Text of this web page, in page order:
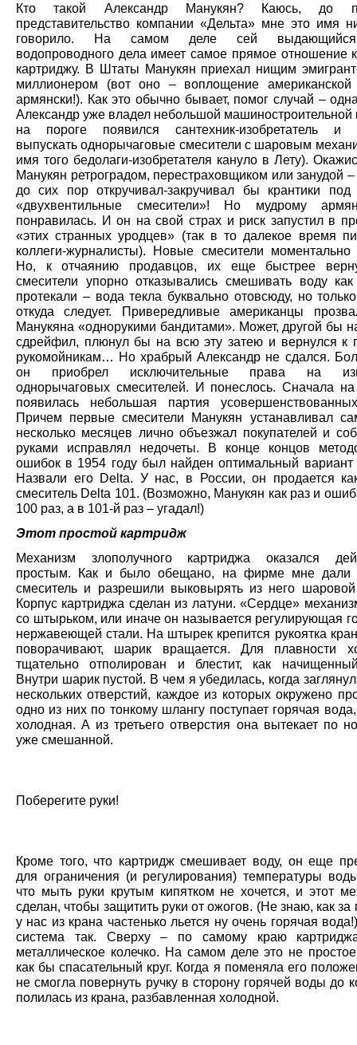
Кто такой Александр Манукян? Каюсь, до
представительство компании «Дельта» мне это имя
говорило. На самом деле сей выдающийся
водопроводного дела имеет самое прямое отношение
картриджу. В Штаты Манукян приехал нищим
миллионером (вот оно – воплощение
армянски!). Как это обычно бывает, помог случай –
Александр уже владел небольшой машиностроительной
на пороге появился сантехник-изобретатель и
выпускать однорычаговые смесители с шаровым
имя того бедолаги-изобретателя кануло в Лету).
Манукян ретроградом, перестраховщиком или занудой
до сих пор откручивал-закручивал бы крантики под
«двухвентильные смесители»! Но мудрому
понравилась. И он на свой страх и риск запустил в
«этих странных уродцев» (так в то далекое время
коллеги-журналисты). Новые смесители моментально
Но, к отчаянию продавцов, их еще быстрее
смесители упорно отказывались смешивать воду
протекали – вода текла буквально отовсюду, но
откуда следует. Привередливые американцы
Манукяна «однорукими бандитами». Может, другой бы
сдрейфил, плюнул бы на всю эту затею и вернулся к
рукомойникам… Но храбрый Александр не сдался.
он приобрел исключительные права на
однорычаговых смесителей. И понеслось. Сначала на
появилась небольшая партия
Причем первые смесители Манукян устанавливал
несколько месяцев лично объезжал покупателей и
руками исправлял недочеты. В конце концов
ошибок в 1954 году был найден оптимальный вариант
Назвали его Delta. У нас, в России, он продается
смеситель Delta 101. (Возможно, Манукян как раз и
100 раз, а в 101-й раз – угадал!)
Этот простой картридж
Механизм злополучного картриджа оказался
простым. Как и было обещано, на фирме мне дали
смеситель и разрешили выковырять из него
Корпус картриджа сделан из латуни. «Сердце»
со штырьком, или иначе он называется регулирующая
нержавеющей стали. На штырек крепится рукоятка
поворачивают, шарик вращается. Для плавности
тщательно отполирован и блестит, как
Внутри шарик пустой. В чем я убедилась, когда
нескольких отверстий, каждое из которых окружено
одно из них по тонкому шлангу поступает горячая
холодная. А из третьего отверстия она вытекает по
уже смешанной.
Поберегите руки!
Кроме того, что картридж смешивает воду, он еще
для ограничения (и регулирования) температуры
что мыть руки крутым кипятком не хочется, и этот
сделан, чтобы защитить руки от ожогов. (Не знаю, как за
у нас из крана частенько льется ну очень горячая
система так. Сверху – по самому краю
металлическое колечко. На самом деле это не
как бы спасательный круг. Когда я поменяла его
не смогла повернуть ручку в сторону горячей воды до
полилась из крана, разбавленная холодной.